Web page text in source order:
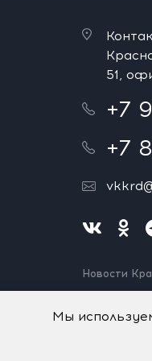
51,
+7
+7
Новости
Нашли
Мы